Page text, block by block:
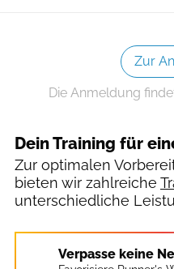
Zur
Die Anmeldung
Dein Training für
Zur optimalen
bieten wir zahlreiche
unterschiedliche
Verpasse keine